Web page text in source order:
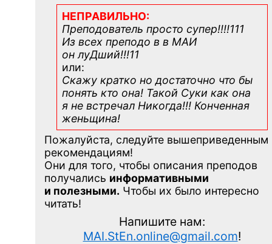
НЕПРАВИЛЬНО:
Преподователь просто супер!!!!111
Из всех преподо в в МАИ
он луДший!!!11
или:
Скажу кратко но достаточно что бы
понять кто она! Такой Суки как она
я не встречал Никогда!!! Конченная
женьщина!
Пожалуйста, следуйте вышеприведенным
рекомендациям!
Они для того, чтобы описания преподов
получались информативными
и полезными. Чтобы их было интересно
читать!
Напишите нам:
MAI.StEn.online@gmail.com!